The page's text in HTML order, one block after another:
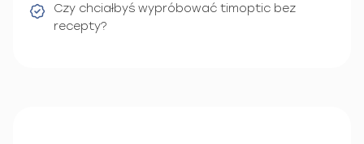
Czy chciałbyś wypróbować timoptic bez
recepty?